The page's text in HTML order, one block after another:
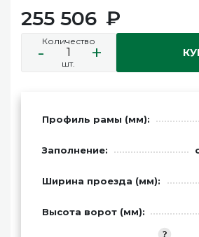
255 506
Количество
- +
шт.
Профиль рамы (мм):
Заполнение:
Ширина проезда (мм):
Высота ворот (мм):